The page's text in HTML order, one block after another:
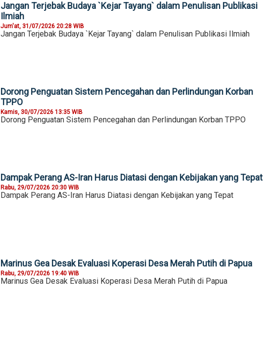
Jangan Terjebak Budaya `Kejar Tayang` dalam Penulisan Publikasi
Ilmiah
Jum'at, 31/07/2026 20:28 WIB
Jangan Terjebak Budaya `Kejar Tayang` dalam Penulisan Publikasi Ilmiah
Dorong Penguatan Sistem Pencegahan dan Perlindungan Korban
TPPO
Kamis, 30/07/2026 13:35 WIB
Dorong Penguatan Sistem Pencegahan dan Perlindungan Korban TPPO
Dampak Perang AS-Iran Harus Diatasi dengan Kebijakan yang Tepat
Rabu, 29/07/2026 20:30 WIB
Dampak Perang AS-Iran Harus Diatasi dengan Kebijakan yang Tepat
Marinus Gea Desak Evaluasi Koperasi Desa Merah Putih di Papua
Rabu, 29/07/2026 19:40 WIB
Marinus Gea Desak Evaluasi Koperasi Desa Merah Putih di Papua